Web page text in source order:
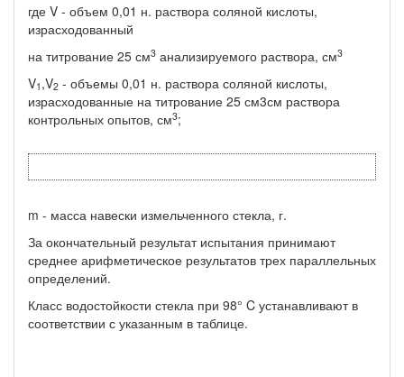
где V - объем 0,01 н. раствора соляной кислоты,
израсходованный
на титрование 25 см3 анализируемого раствора, см3
V1 ,V2 - объемы 0,01 н. раствора соляной кислоты,
израсходованные на титрование 25 см3см раствора
контрольных опытов, см3;
m - масса навески измельченного стекла, г.
За окончательный результат испытания принимают
среднее арифметическое результатов трех параллельных
определений.
Класс водостойкости стекла при 98° C устанавливают в
соответствии с указанным в таблице.